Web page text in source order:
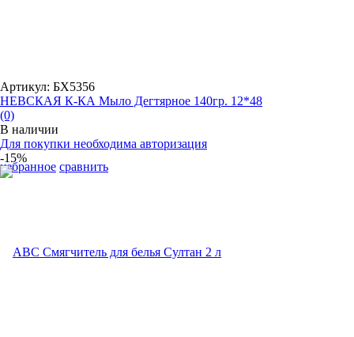
избранное сравнить
Артикул: БХ5356
НЕВСКАЯ К-КА Мыло Дегтярное 140гр. 12*48
(0)
В наличии
Для покупки необходима авторизация
-15%